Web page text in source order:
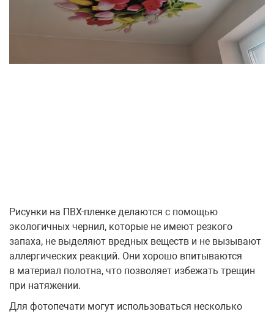
Рисунки на ПВХ-пленке делаются с помощью
экологичных чернил, которые не имеют резкого
запаха, не выделяют вредных веществ и не вызывают
аллергических реакций. Они хорошо впитываются
в материал полотна, что позволяет избежать трещин
при натяжении.
Для фотопечати могут использоваться несколько